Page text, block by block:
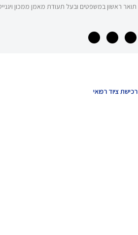
תואר ראשון במשפטים ובעל תעודת מאמן ממכון
רכישת ציוד רפואי